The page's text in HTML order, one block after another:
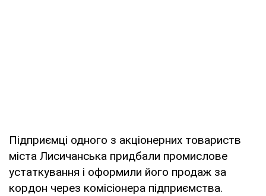
Підприємці одного з акціонерних товариств
міста Лисичанська придбали промислове
устаткування і оформили його продаж за
кордон через комісіонера підприємства.